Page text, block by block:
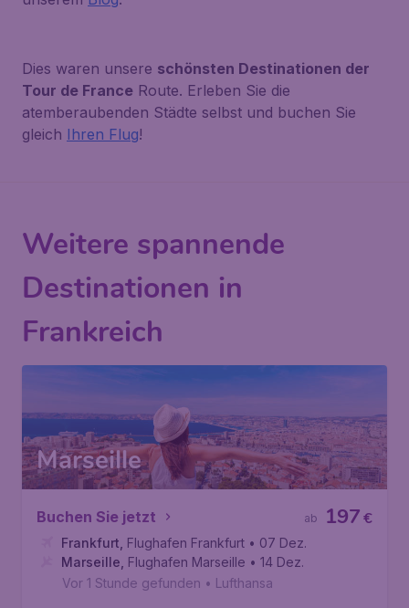
Dies waren unsere schönsten Destinationen der
Tour de France Route. Erleben Sie die
atemberaubenden Städte selbst und buchen Sie
gleich Ihren Flug!
Weitere spannende
Destinationen in
Frankreich
Marseille
Buchen Sie jetzt €
197
ab
Frankfurt Flughafen Frankfurt • 07 Dez.
Marseille Flughafen Marseille • 14 Dez.
Vor 1 Stunde gefunden • Lufthansa